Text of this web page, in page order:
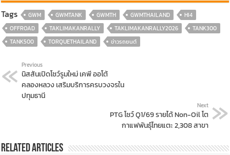
Tags GWM GWMTANK GWMTH GWMTHAILAND
HI4
OFFROAD
TAKLIMAKANRALLY TAKLIMAKANRALLY2026
TANK300
TANK500
TORQUETHAILAND ข่าวรถยนต์
Previous
นิสสันเปิดโชว์รูมใหม่ เคพี ออโต้
คลองหลวง เสริมบริการครบวงจรใน
ปทุมธานี
Next
PTG โชว์ Q1/69 รายได้ Non-Oil โต
กาแฟพันธุ์ไทยแตะ 2,308 สาขา
Related Articles